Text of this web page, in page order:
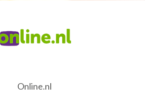
Online.nl